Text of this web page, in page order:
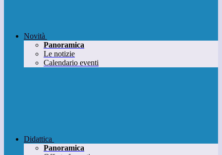
Novità
Panoramica
Le notizie
Calendario eventi
Didattica
Panoramica